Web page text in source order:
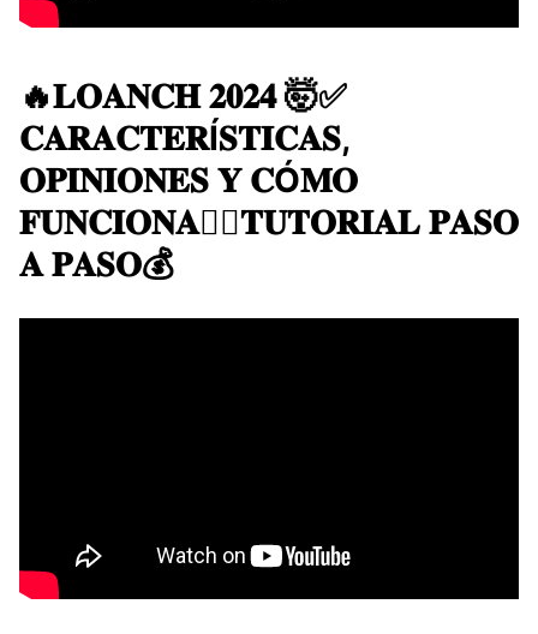
🔥​𝐋𝐎𝐀𝐍𝐂𝐇 𝟐𝟎𝟐𝟒 🤯​✅
𝐂𝐀𝐑𝐀𝐂𝐓𝐄𝐑Í𝐒𝐓𝐈𝐂𝐀𝐒,
𝐎𝐏𝐈𝐍𝐈𝐎𝐍𝐄𝐒 𝐘 𝐂Ó𝐌𝐎
𝐅𝐔𝐍𝐂𝐈𝐎𝐍𝐀👍🏼𝐓𝐔𝐓𝐎𝐑𝐈𝐀𝐋 𝐏𝐀𝐒𝐎
𝐀 𝐏𝐀𝐒𝐎💰